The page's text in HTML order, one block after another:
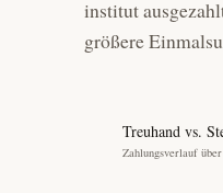
institut
größere